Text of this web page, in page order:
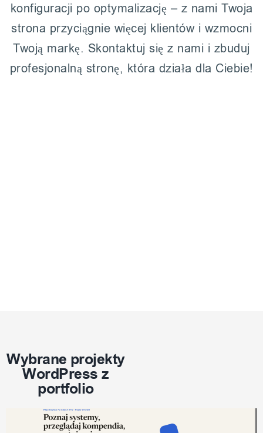
konfiguracji po optymalizację – z nami Twoja
strona przyciągnie więcej klientów i wzmocni
Twoją markę. Skontaktuj się z nami i zbuduj
profesjonalną stronę, która działa dla Ciebie!
Wybrane projekty
WordPress z
portfolio